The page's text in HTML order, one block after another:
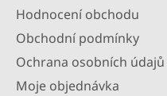
Hodnocení obchodu
Obchodní podmínky
Ochrana osobních údajů
Moje objednávka